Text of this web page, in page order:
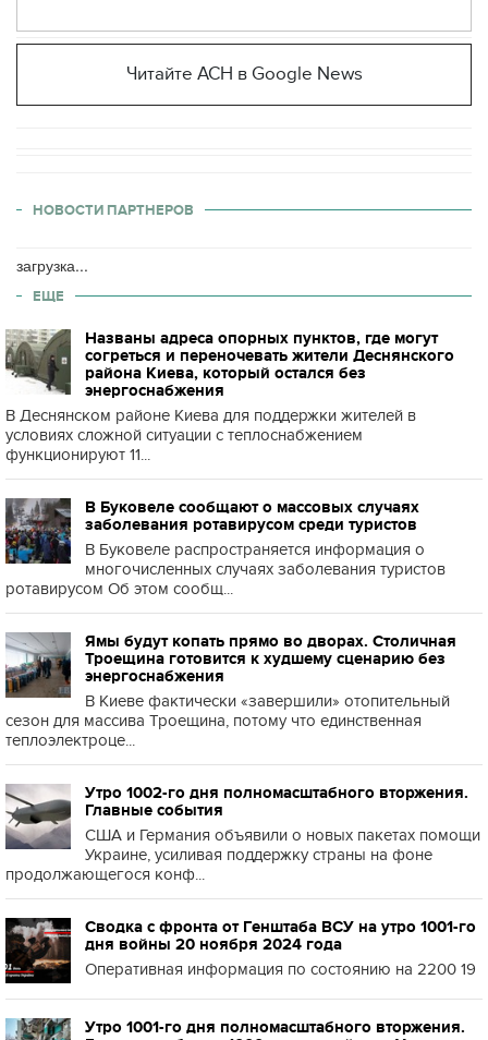
Читайте АСН в Google News
НОВОСТИ ПАРТНЕРОВ
загрузка...
ЕЩЕ
Названы адреса опорных пунктов, где могут
согреться и переночевать жители Деснянского
района Киева, который остался без
энергоснабжения
В Деснянском районе Киева для поддержки жителей в
условиях сложной ситуации с теплоснабжением
функционируют 11...
В Буковеле сообщают о массовых случаях
заболевания ротавирусом среди туристов
В Буковеле распространяется информация о
многочисленных случаях заболевания туристов
ротавирусом Об этом сообщ...
Ямы будут копать прямо во дворах. Столичная
Троещина готовится к худшему сценарию без
энергоснабжения
В Киеве фактически «завершили» отопительный
сезон для массива Троещина, потому что единственная
теплоэлектроце...
Утро 1002-го дня полномасштабного вторжения.
Главные события
США и Германия объявили о новых пакетах помощи
Украине, усиливая поддержку страны на фоне
продолжающегося конф...
Сводка с фронта от Генштаба ВСУ на утро 1001-го
дня войны 20 ноября 2024 года
Оперативная информация по состоянию на 2200 19
Утро 1001-го дня полномасштабного вторжения.